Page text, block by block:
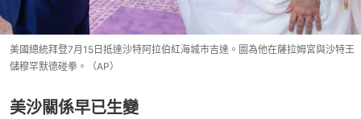
美國總統拜登7月15日抵達沙特阿拉伯紅海城市吉達。圖為他在薩拉姆宮與沙特王
儲穆罕默德碰拳。（AP）
美沙關係早已生變